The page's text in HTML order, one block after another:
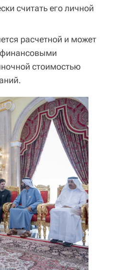
считать его личной
расчетной и может
финансовыми
стоимостью